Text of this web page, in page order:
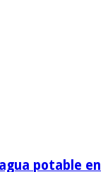
potable en